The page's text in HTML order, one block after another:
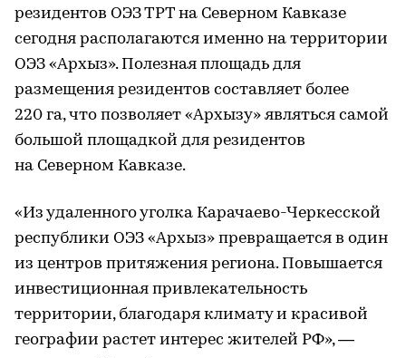
резидентов ОЭЗ ТРТ на Северном Кавказе
сегодня располагаются именно на территории
ОЭЗ «Архыз». Полезная площадь для
размещения резидентов составляет более
220 га, что позволяет «Архызу» являться самой
большой площадкой для резидентов
на Северном Кавказе.
«Из удаленного уголка Карачаево-Черкесской
республики ОЭЗ «Архыз» превращается в один
из центров притяжения региона. Повышается
инвестиционная привлекательность
территории, благодаря климату и красивой
географии растет интерес жителей РФ», —